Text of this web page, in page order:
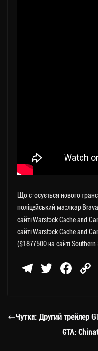
Що стосується нового
поліцейський маслкар
сайті Warstock Cache and
сайті Warstock Cache and
($1877500 на сайті
Te
a
T
er
Fa
ok
Чутки: Другий трейлер
GTA: